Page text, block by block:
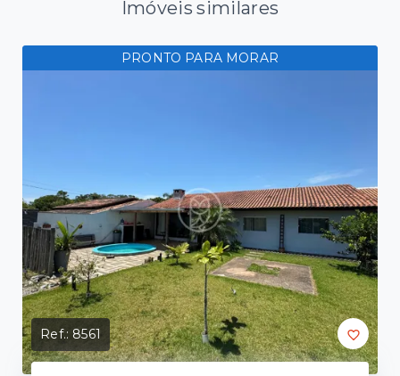
Imóveis similares
PRONTO PARA MORAR
Ref.: 8561